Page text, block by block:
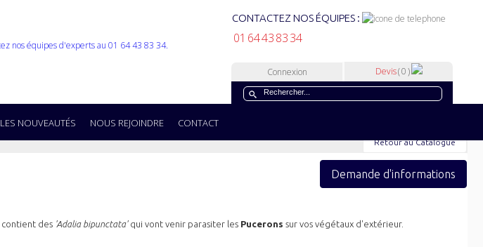
CONTACTEZ NOS ÉQUIPES :
01 64 43 83 34
Connexion Devis( 0 )
LES NOUVEAUTÉS NOUS REJOINDRE CONTACT
Retour au Catalogue
Demande d'informations
contient des 'Adalia bipunctata' qui vont venir parasiter les Pucerons sur vos végétaux d'extérieur.